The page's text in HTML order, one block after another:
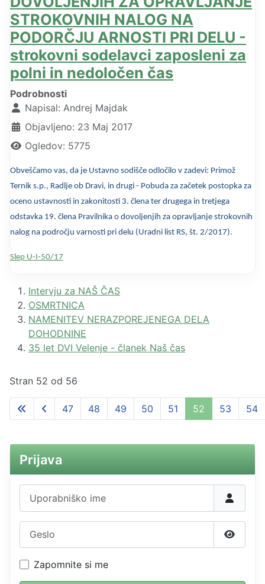
STROKOVNIH NALOG NA
PODORČJU ARNOSTI PRI DELU -
strokovni sodelavci zaposleni za
polni in nedoločen čas
Podrobnosti
Napisal: Andrej Majdak
Objavljeno: 23 Maj 2017
Ogledov: 5775
Obveščamo vas, da je Ustavno sodišče odločilo v zadevi: Primož
Ternik s.p., Radlje ob Dravi, in drugi - Pobuda za začetek postopka za
oceno ustavnosti in zakonitosti 3. člena ter drugega in tretjega
odstavka 19. člena Pravilnika o dovoljenjih za opravljanje strokovnih
nalog na področju varnosti pri delu (Uradni list RS, št. 2/2017).
Slep U-I-50/17
Intervju za NAŠ ČAS
OSMRTNICA
NAMENITEV NERAZPOREJENEGA DELA
DOHODNINE
35 let DVI Velenje - članek Naš čas
Stran 52 od 56
47 48 49 50 51 52 53 54
Prijava
Uporabniško ime
Zapomnite si me